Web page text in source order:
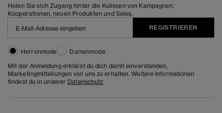
Holen Sie sich Zugang hinter die Kulissen von Kampagnen,
Kooperationen, neuen Produkten und Sales.
REGISTRIEREN
Herrenmode
Damenmode
Mit der Anmeldung erklärst du dich damit einverstanden,
Marketingmitteilungen von uns zu erhalten. Weitere Informationen
findest du in unserer Datenschutz